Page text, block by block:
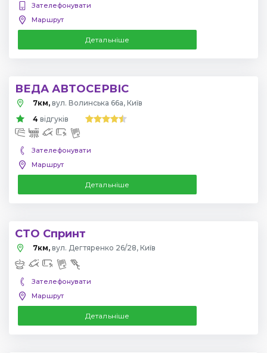
Зателефонувати
Маршрут
Детальніше
ВЕДА АВТОСЕРВІС
7км, вул. Волинська 66а, Київ
4 відгуків
Зателефонувати
Маршрут
Детальніше
СТО Спринт
7км, вул. Дегтяренко 26/28, Київ
Зателефонувати
Маршрут
Детальніше